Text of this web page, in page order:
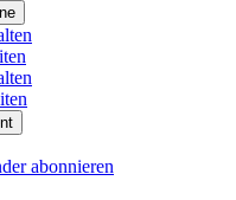
abonnieren